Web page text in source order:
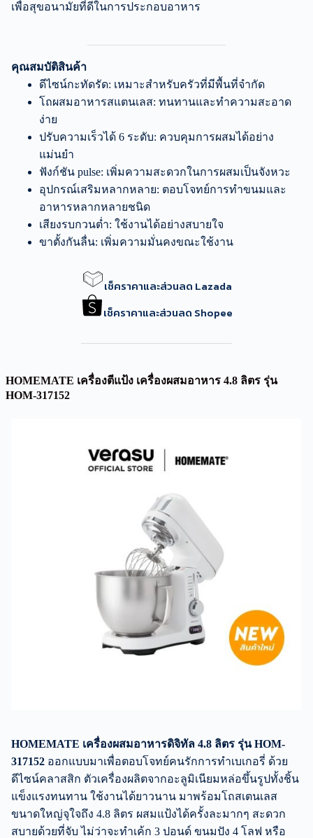
เพื่อสุขอนามัยที่ดีในการประกอบอาหาร
คุณสมบัติสินค้า
ดีไซน์กะทัดรัด: เหมาะสำหรับครัวที่มีพื้นที่จำกัด
โถผสมอาหารสแตนเลส: ทนทานและทำความสะอาด
ง่าย
ปรับความเร็วได้ 6 ระดับ: ควบคุมการผสมได้อย่าง
แม่นยำ
ฟังก์ชัน pulse: เพิ่มความสะดวกในการผสมเป็นจังหวะ
อุปกรณ์เสริมหลากหลาย: ตอบโจทย์การทำขนมและ
อาหารหลากหลายชนิด
เสียงรบกวนต่ำ: ใช้งานได้อย่างสบายใจ
ขาตั้งกันลื่น: เพิ่มความมั่นคงขณะใช้งาน
เช็คราคาและส่วนลด Lazada
เช็คราคาและส่วนลด Shopee
HOMEMATE เครื่องตีแป้ง เครื่องผสมอาหาร 4.8 ลิตร รุ่น
HOM-317152
HOMEMATE เครื่องผสมอาหารดิจิทัล 4.8 ลิตร รุ่น HOM-
317152 ออกแบบมาเพื่อตอบโจทย์คนรักการทำเบเกอรี่ ด้วย
ดีไซน์คลาสสิก ตัวเครื่องผลิตจากอะลูมิเนียมหล่อขึ้นรูปทั้งชิ้น
แข็งแรงทนทาน ใช้งานได้ยาวนาน มาพร้อมโถสเตนเลส
ขนาดใหญ่จุใจถึง 4.8 ลิตร ผสมแป้งได้ครั้งละมากๆ สะดวก
สบายด้วยที่จับ ไม่ว่าจะทำเค้ก 3 ปอนด์ ขนมปัง 4 โลฟ หรือ